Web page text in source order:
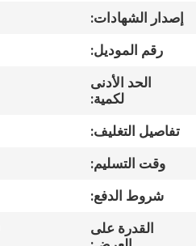
جولة
المصنع
مراقبة
الجودة
اتصل
إصدار الشهادات:
رقم الموديل:
الحد الأدنى
لكمية:
تفاصيل التغليف:
وقت التسليم:
شروط الدفع:
القدرة على